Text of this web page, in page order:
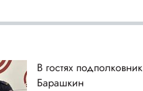
В гостях
Барашкин